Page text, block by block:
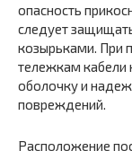
опасность
следует
козырьками. При
тележкам кабели
оболочку и
повреждений.
Расположение